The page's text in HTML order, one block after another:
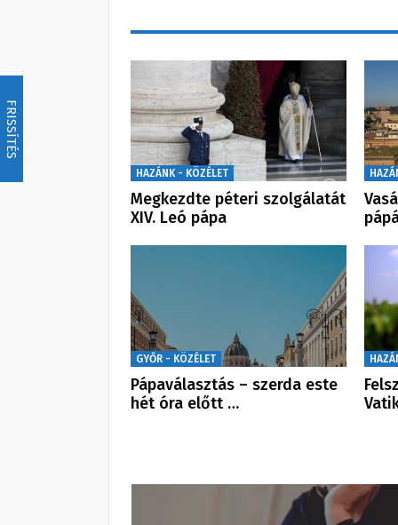
FRISSÍTÉS
HAZÁNK - KÖZÉLET
Megkezdte péteri szolgálatát
XIV. Leó pápa
GYŐR - KÖZÉLET
Pápaválasztás – szerda este
hét óra előtt …